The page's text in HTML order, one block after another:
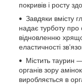
покривів і росту
Завдяки вмісту
надає турботу
відновленню
еластичності
Містить таурин
органів зору
виробляється в